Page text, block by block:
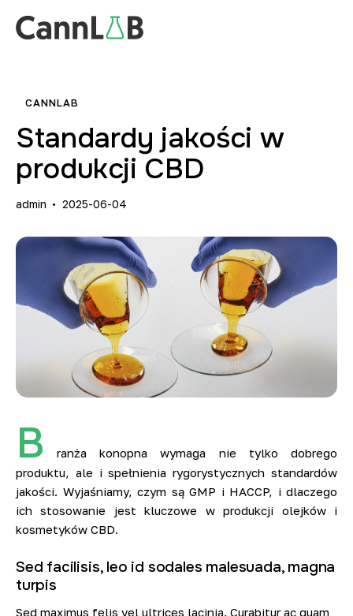
CANNLAB
Standardy jakości w
produkcji CBD
admin 2025-06-04
B
ranża konopna wymaga nie tylko dobrego
produktu, ale i spełnienia rygorystycznych standardów
jakości. Wyjaśniamy, czym są GMP i HACCP, i dlaczego
ich stosowanie jest kluczowe w produkcji olejków i
kosmetyków CBD.
Sed facilisis, leo id sodales malesuada, magna
turpis
Sed maximus felis vel ultrices lacinia. Curabitur ac quam